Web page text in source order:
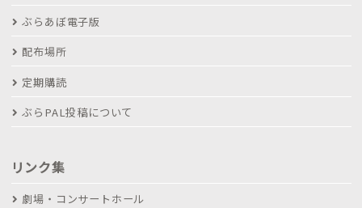
ぶらあぼ電子版
配布場所
定期購読
ぶらPAL投稿について
リンク集
劇場・コンサートホール